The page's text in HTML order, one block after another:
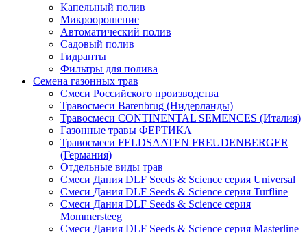
Капельный полив
Микроорошение
Автоматический полив
Садовый полив
Гидранты
Фильтры для полива
Семена газонных трав
Смеси Российского производства
Травосмеси Barenbrug (Нидерланды)
Травосмеси CONTINENTAL SEMENCES (Италия)
Газонные травы ФЕРТИКА
Травосмеси FELDSAATEN FREUDENBERGER
(Германия)
Отдельные виды трав
Смеси Дания DLF Seeds & Sciеnce серия Universal
Смеси Дания DLF Seeds & Sciеnce серия Turfline
Смеси Дания DLF Seeds & Sciеnce серия
Mommersteeg
Смеси Дания DLF Seeds & Sciеnce серия Masterline